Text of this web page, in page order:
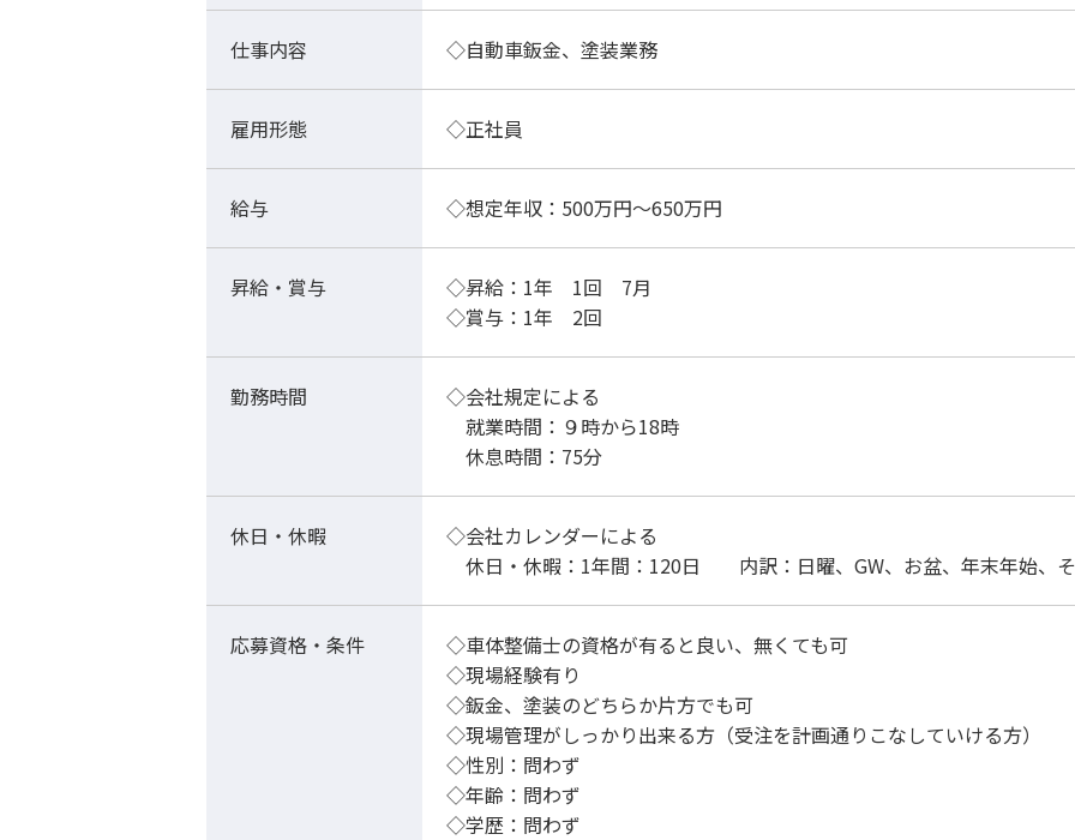
仕事内容 ◇自動車鈑金、塗装業務
雇用形態 ◇正社員
給与 ◇想定年収：500万円～650万円
昇給・賞与
◇昇給：1年 1回 7月
◇賞与：1年 2回
勤務時間
◇会社規定による
就業時間：９時から18時
休息時間：75分
休日・休暇
◇会社カレンダーによる
休日・休暇：1年間：120日 内訳：日曜、GW、お盆、年末年始、
応募資格・条件
◇車体整備士の資格が有ると良い、無くても可
◇現場経験有り
◇鈑金、塗装のどちらか片方でも可
◇現場管理がしっかり出来る方（受注を計画通りこなしていける方）
◇性別：問わず
◇年齢：問わず
◇学歴：問わず